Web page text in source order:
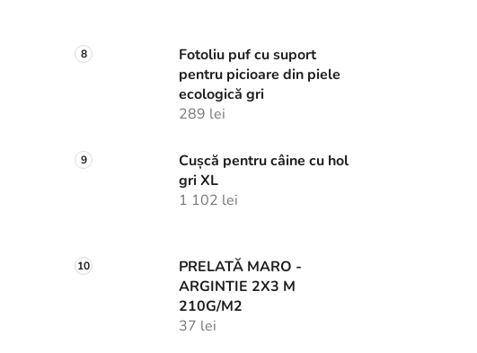
Fotoliu puf cu suport
pentru picioare din piele
ecologică gri
289 lei
Cușcă pentru câine cu hol
gri XL
1 102 lei
PRELATĂ MARO -
ARGINTIE 2X3 M
210G/M2
37 lei